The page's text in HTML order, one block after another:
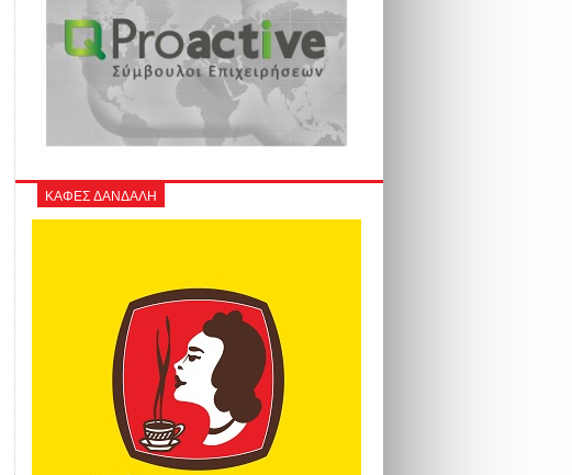
ΚΑΦΕΣ ΔΑΝΔΑΛΗ